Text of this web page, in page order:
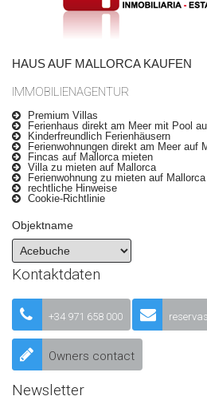
HAUS AUF MALLORCA KAUFEN
IMMOBILIENAGENTUR
Premium Villas
Ferienhaus direkt am Meer mit Pool
Kinderfreundlich Ferienhäusern
Ferienwohnungen direkt am Meer auf
Fincas auf Mallorca mieten
Villa zu mieten auf Mallorca
Ferienwohnung zu mieten auf Mallorca
rechtliche Hinweise
Cookie-Richtlinie
Objektname
Kontaktdaten
+34 971 658 000
Owners contact
Newsletter